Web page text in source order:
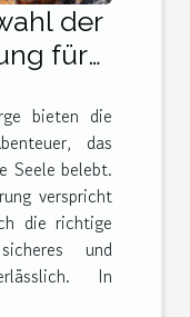
der
für
bieten die
das
Seele belebt.
verspricht
die richtige
und
In